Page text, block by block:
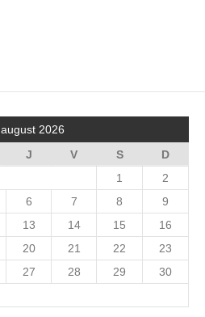
august 2026
J V S
D
1
2
6 7 8
9
13 14 15
16
20 21 22
23
27 28 29
30